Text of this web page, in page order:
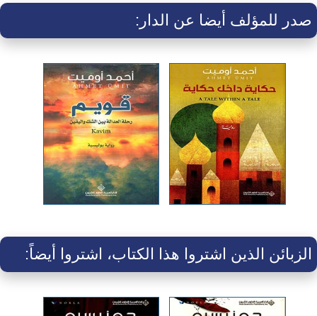
صدر للمؤلف أيضا عن الدار:
الزبائن الذين اشتروا هذا الكتاب، اشتروا أيضاً: